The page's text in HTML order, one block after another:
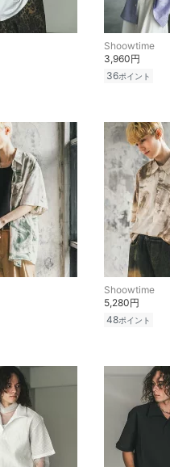
Shoowtime
3,960円
36ポイント
Shoowtime
5,280円
48ポイント